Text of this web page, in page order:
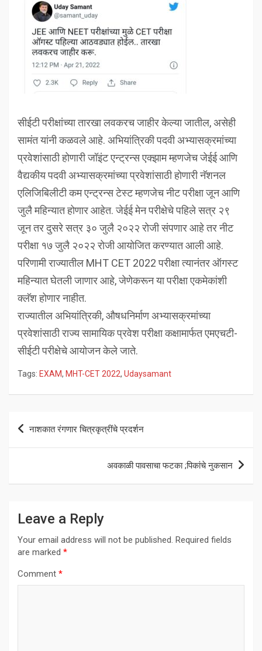
सीईटी परीक्षांच्या तारखा लवकरच जाहीर केल्या जातील, असेही
सामंत यांनी कळवले आहे. अभियांत्रिकी पदवी अभ्यासक्रमांच्या
प्रवेशांसाठी होणारी जॉइंट एन्ट्रन्स एक्झाम म्हणजेच जेईई आणि
वैद्यकीय पदवी अभ्यासक्रमांच्या प्रवेशांसाठी होणारी नॅशनल
एलिजिबिलीटी कम एन्ट्रन्स टेस्ट म्हणजेच नीट परीक्षा जून आणि
जुलै महिन्यात होणार आहेत. जेईई मेन परीक्षेचे पहिले सत्र २९
जून तर दुसरे सत्र ३० जुलै २०२२ रोजी संपणार आहे तर नीट
परीक्षा १७ जुलै २०२२ रोजी आयोजित करण्यात आली आहे.
परिणामी राज्यातील MHT CET 2022 परीक्षा त्यानंतर ऑगस्ट
महिन्यात घेतली जाणार आहे, जेणेकरून या परीक्षा एकमेकांशी
क्लॅश होणार नाहीत.
राज्यातील अभियांत्रिकी, औषधनिर्माण अभ्यासक्रमांच्या
प्रवेशांसाठी राज्य सामायिक प्रवेश परीक्षा कक्षामार्फत एमएचटी-
सीईटी परीक्षेचे आयोजन केले जाते.
Tags: EXAM, MHT-CET 2022, Udaysamant
Post
नाशकात रंगणार चित्रकृत्रींचे प्रदर्शन
अवकाळी पावसाचा फटका ;पिकांचे नुकसान
Leave a Reply
Your email address will not be published. Required fields
are marked *
Comment *